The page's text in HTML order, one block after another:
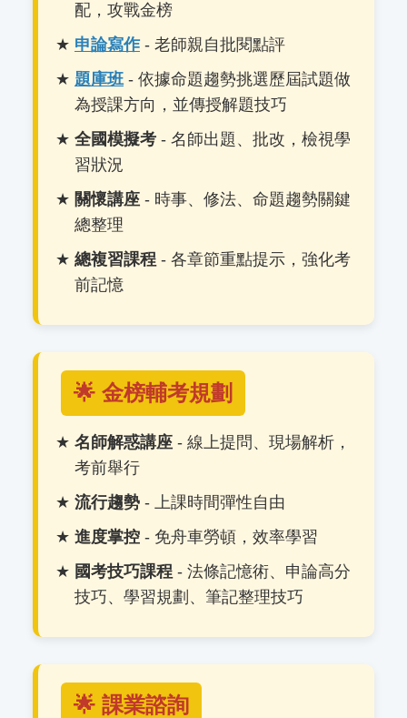
配，攻戰金榜
申論寫作- 老師親自批閱點評
題庫班- 依據命題趨勢挑選歷屆試題做
為授課方向，並傳授解題技巧
全國模擬考- 名師出題、批改，檢視學
習狀況
關懷講座- 時事、修法、命題趨勢關鍵
總整理
總複習課程- 各章節重點提示，強化考
前記憶
🌟 金榜輔考規劃
名師解惑講座- 線上提問、現場解析，
考前舉行
流行趨勢- 上課時間彈性自由
進度掌控- 免舟車勞頓，效率學習
國考技巧課程- 法條記憶術、申論高分
技巧、學習規劃、筆記整理技巧
🌟 課業諮詢